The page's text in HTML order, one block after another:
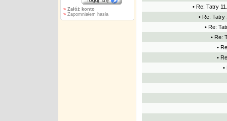
» Załóż konto
»Zapomniałem hasła
• Re: Tatry
• Re: Tatry
• Re:
• Re:
•
•
•